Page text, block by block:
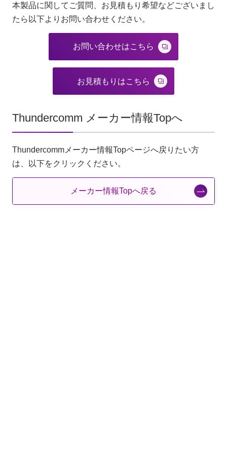
本製品に関してご質問、お見積もり希望などございまし
たら以下よりお問い合わせください。
お問い合わせはこちら
お見積もりはこちら
Thundercomm メーカー情報Topへ
Thundercommメーカー情報Topページへ戻りたい方
は、以下をクリックください。
メーカー情報Topへ戻る